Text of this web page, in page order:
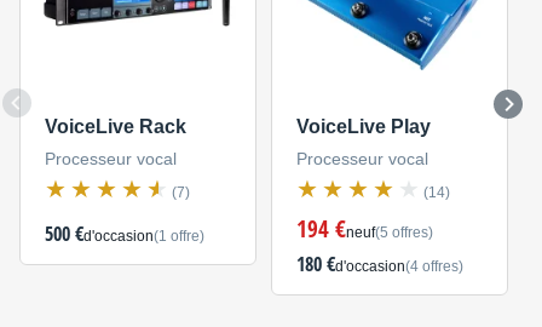
Compressor pedal effect controls for every preset –
Amp Simulations
Amp
Dozens of handcrafted amp simulations, British and
American, with unparalleled parameter control for
complete customization
VoiceLive Rack
Processeur vocal
(7)
500 €d'occasion(1 offre)
VoiceLive Play
Processeur vocal
(14)
194 €neuf(5 offres)
180 €d'occasion(4 offres)